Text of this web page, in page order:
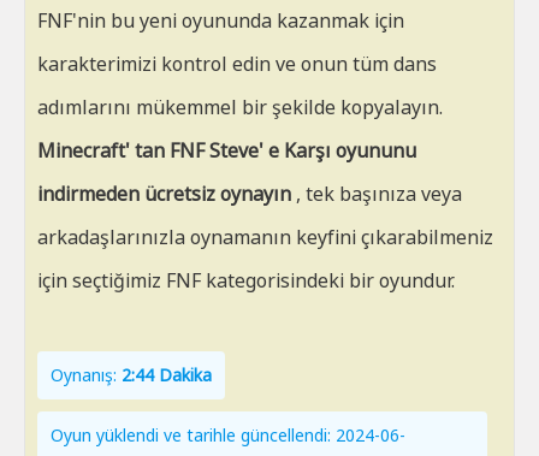
FNF'nin bu yeni oyununda kazanmak için
karakterimizi kontrol edin ve onun tüm dans
adımlarını mükemmel bir şekilde kopyalayın.
Minecraft' tan FNF Steve' e Karşı oyununu
indirmeden ücretsiz oynayın , tek başınıza veya
arkadaşlarınızla oynamanın keyfini çıkarabilmeniz
için seçtiğimiz FNF kategorisindeki bir oyundur.
Oynanış: 2:44 Dakika
Oyun yüklendi ve tarihle güncellendi: 2024-06-